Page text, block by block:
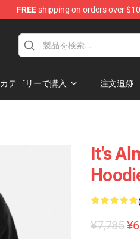
FREEshipping on orders over
カテゴリーで購入 注文追跡
It's
¥7,785